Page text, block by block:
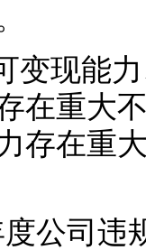
变现能
在重大
存在重
度公司违